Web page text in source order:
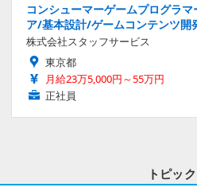
コンシューマーゲームプログラ
ア/基本設計/ゲームコンテンツ開
株式会社スタッフサービス
東京都
月給23万5,000円～55万円
正社員
トピック